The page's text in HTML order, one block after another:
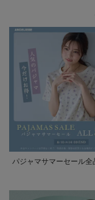
パジャマサマーセール全